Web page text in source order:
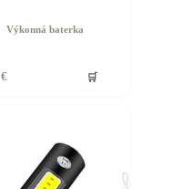
Výkonná baterka
€ 🛒